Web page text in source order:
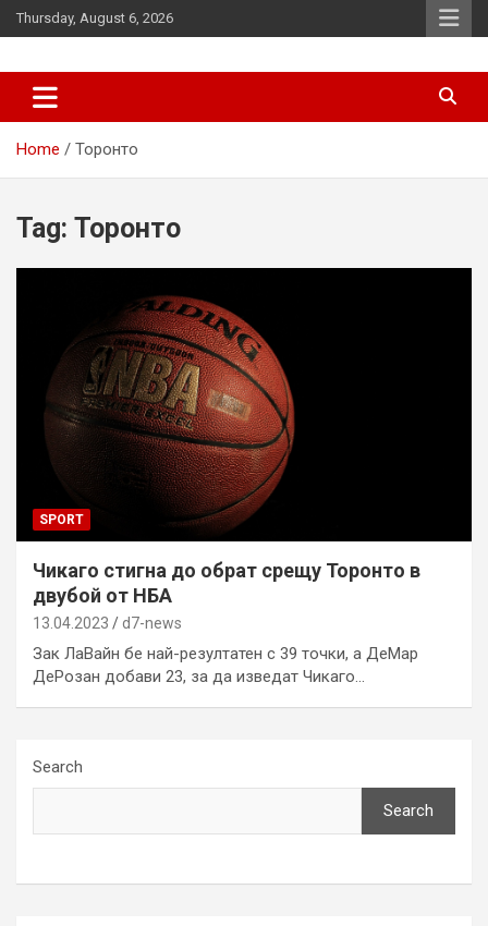
Skip
to
Thursday, August 6, 2026
d7-news.com
Home Торонто
Tag: Торонто
SPORT
Чикаго стигна до обрат срещу Торонто в
двубой от НБА
13.04.2023 d7-news
Зак ЛаВайн бе най-резултатен с 39 точки, а ДеМар
ДеРозан добави 23, за да изведат Чикаго…
Search
Search